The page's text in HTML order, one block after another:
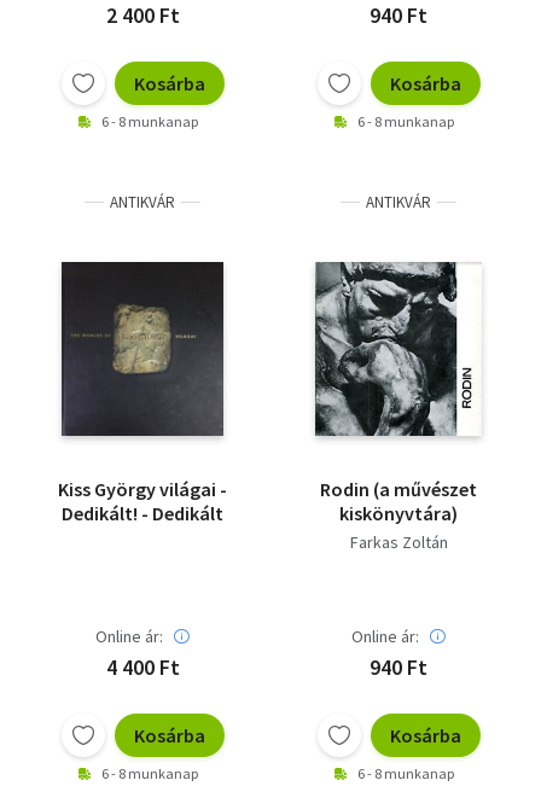
2 400 Ft
Kosárba
6 - 8 munkanap
940 Ft
Kosárba
6 - 8 munkanap
ANTIKVÁR
Kiss György világai -
Dedikált! - Dedikált
Online ár:
4 400 Ft
Kosárba
6 - 8 munkanap
ANTIKVÁR
Rodin (a művészet
kiskönyvtára)
Farkas Zoltán
Online ár:
940 Ft
Kosárba
6 - 8 munkanap